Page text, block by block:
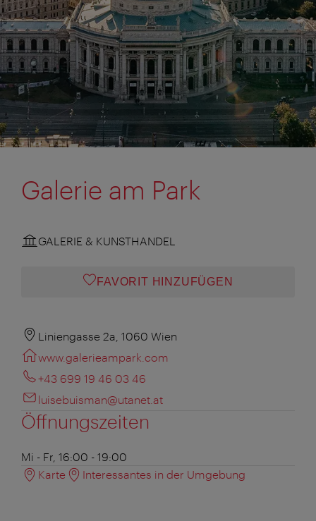
Galerie am Park
GALERIE & KUNSTHANDEL
FAVORIT HINZUFÜGEN
Liniengasse 2a, 1060 Wien
www.galerieampark.com
+43 699 19 46 03 46
luisebuisman@utanet.at
Öffnungszeiten
Mi - Fr, 16:00 - 19:00
Karte
Interessantes in der Umgebung